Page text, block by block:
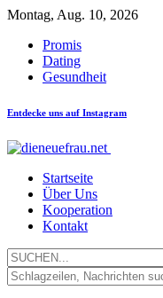
Montag, Aug. 10, 2026
Promis
Dating
Gesundheit
Entdecke uns auf Instagram
Startseite
Über Uns
Kooperation
Kontakt